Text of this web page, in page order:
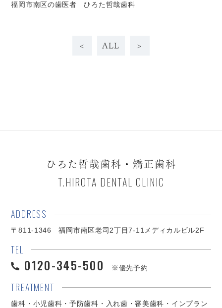
福岡市南区の歯医者 ひろた哲哉歯科
< ALL >
ひろた哲哉歯科・矯正歯科
T.HIROTA DENTAL CLINIC
ADDRESS
〒811-1346 福岡市南区老司2丁目7-11メディカルビル2F
TEL
0120-345-500 ※優先予約
TREATMENT
歯科・小児歯科・予防歯科・入れ歯・審美歯科・インプラン